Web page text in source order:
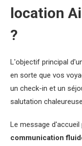
location
?
L'objectif principal
en sorte que vos
un check-in et un
salutation
Le message
communication